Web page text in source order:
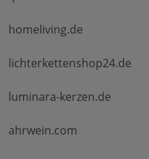
homeliving.de
lichterkettenshop24.de
luminara-kerzen.de
ahrwein.com